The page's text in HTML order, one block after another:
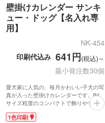
壁掛けカレンダー サンキ
ュー・ドッグ【名入れ専
用】
NK-454
印刷代込み 641円(税込)～
最小発注数30個
愛犬家に人気の、毎月かわいい子犬の写
真が入った壁掛けカレンダーです。B4
サイズ程度のコンパクトで飾りやすい大
きさ。スペースを選ばず、インテリアと
して飾ってるだけで癒されますね。暦情
1色印刷